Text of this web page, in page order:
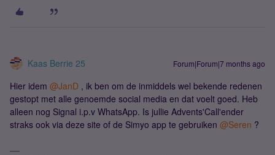
Kaas Berrie 25 Forum|Forum|7 months ago
Hier idem ​ @JanD , ik ben om de inmiddels wel bekende redenen
gestopt met alle genoemde social media en dat voelt goed. Heb
alleen nog Signal i.p.v WhatsApp. Is jullie Advents'Call'ender
straks ook via deze site of de Simyo app te gebruiken ​ @Seren ?